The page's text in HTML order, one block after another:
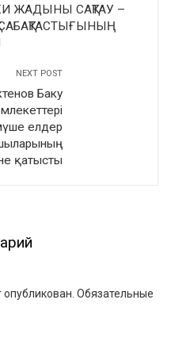
ЖАДЫНЫ САҚТАУ –
САБАҚТАСТЫҒЫНЫҢ
NEXT POST
Баку
елдер
қатысты
Обязательные